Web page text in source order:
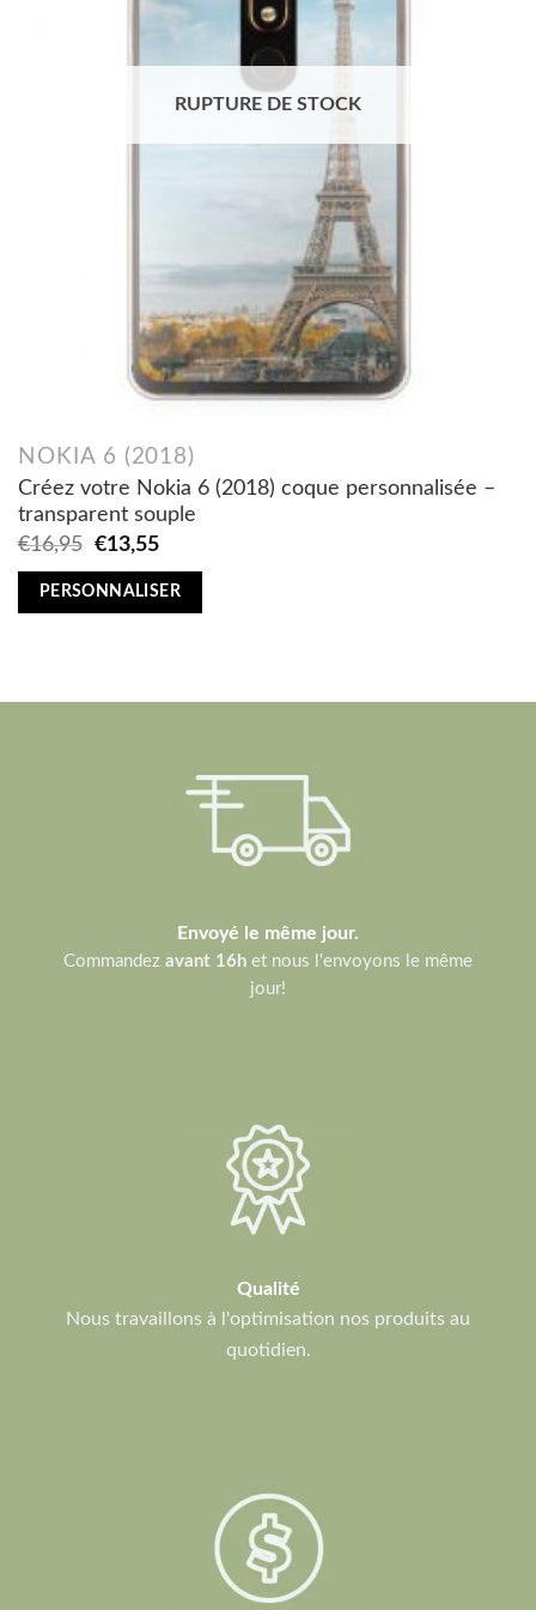
RUPTURE DE STOCK
NOKIA 6 (2018)
Créez votre Nokia 6 (2018) coque personnalisée –
transparent souple
€16,95
Original
was:
€13,55Current
is:
PERSONNALISER
Envoyé le même jour.
Commandez avant 16h et nous l'envoyons le même
jour!
Qualité
Nous travaillons à l'optimisation nos produits au
quotidien.